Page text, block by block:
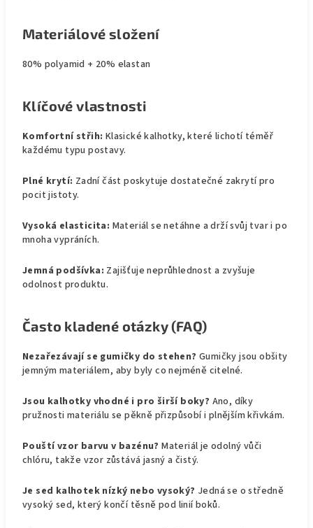
Materiálové složení
80% polyamid + 20% elastan
Klíčové vlastnosti
Komfortní střih: Klasické kalhotky, které lichotí téměř
každému typu postavy.
Plné krytí: Zadní část poskytuje dostatečné zakrytí pro
pocit jistoty.
Vysoká elasticita: Materiál se netáhne a drží svůj tvar i po
mnoha vypráních.
Jemná podšívka: Zajišťuje neprůhlednost a zvyšuje
odolnost produktu.
Často kladené otázky (FAQ)
Nezařezávají se gumičky do stehen? Gumičky jsou obšity
jemným materiálem, aby byly co nejméně citelné.
Jsou kalhotky vhodné i pro širší boky? Ano, díky
pružnosti materiálu se pěkně přizpůsobí i plnějším křivkám.
Pouští vzor barvu v bazénu?Materiál je odolný vůči
chlóru, takže vzor zůstává jasný a čistý.
Je sed kalhotek nízký nebo vysoký? Jedná se o středně
vysoký sed, který končí těsně pod linií boků.